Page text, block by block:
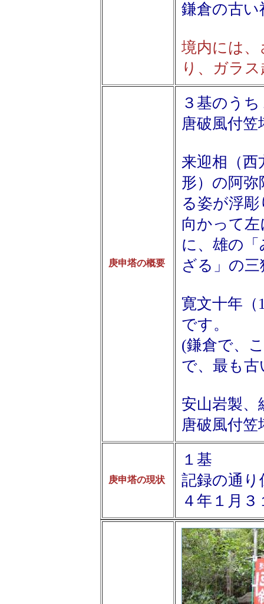
鎌倉の古
境内には
り、ガラ
庚申塔の概要
３基のう
唐破風付笠
来迎相（
形）の阿
る姿が浮
向かって
に、雄の
ざる」の
寛文十年（
です。
(鎌倉で、
で、最も
安山岩製、
唐破風付
庚申塔の現状
１基
記録の通
４年１月３